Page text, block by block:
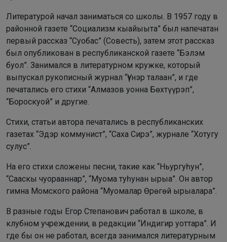
Литературой начал заниматься со школы. В 1957 году в
районной газете “Социализм кыайыыта” был напечатан
первый рассказ “Суобас” (Совесть), затем этот рассказ
был опубликован в республиканской газете “Бэлэм
буол”. Занимался в литературном кружке, который
выпускал рукописный журнал “Үүнэр талаан”, и где
печатались его стихи “Алмазов уонна Бөхтүүрэп”,
“Бороскуой” и другие.
Стихи, статьи автора печатались в республиканских
газетах “Эдэр коммунист”, “Саха Сирэ”, журнале “Xoтугу
сулус”.
На его стихи сложены песни, такие как “Ньургуһун”,
“Сааскы чуорааннар”, “Муома туһунан ырыа”. Он автор
гимна Момского района “Муомалар Өрөгөй ырыалара”.
В разные годы Егор Степанович работал в школе, в
клубном учреждении, в редакции “Индигир уоттара”. И
где бы он не работал, всегда занимался литературным